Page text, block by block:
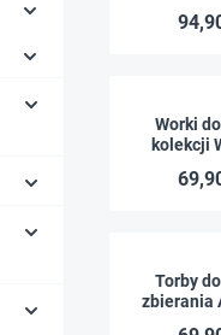
Worki
kolekcji
Torby
zbierania